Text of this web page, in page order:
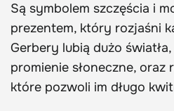
Są symbolem szczęścia i
prezentem, który rozjaśni
Gerbery lubią dużo
promienie słoneczne, oraz
które pozwoli im długo